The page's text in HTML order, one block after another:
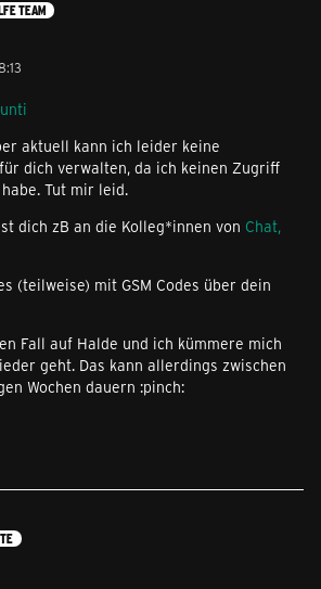
TEAM
aktuell kann ich leider keine
dich verwalten, da ich keinen Zugriff
Tut mir leid.
dich zB an die Kolleg*innen von Chat,
(teilweise) mit GSM Codes über dein
Fall auf Halde und ich kümmere mich
geht. Das kann allerdings zwischen
Wochen dauern :pinch: